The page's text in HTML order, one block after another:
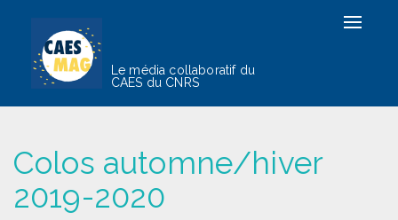
Le média collaboratif du
CAES du CNRS
Toggle
Colos automne/hiver
2019-2020